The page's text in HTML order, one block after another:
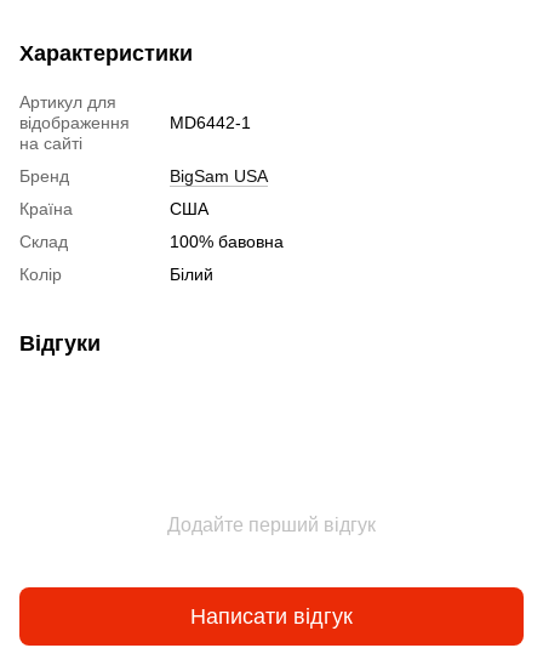
Характеристики
Артикул для
відображення
на сайті
MD6442-1
Бренд
BigSam USA
Країна
США
Склад
100% бавовна
Колір
Білий
Відгуки
Додайте перший відгук
Написати відгук